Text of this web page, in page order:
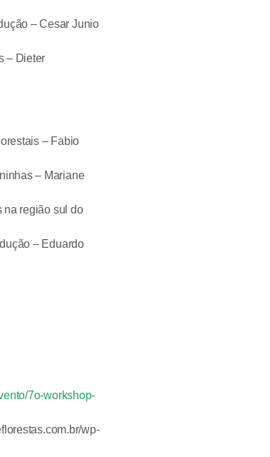
– Cesar Junio
– Dieter
– Fabio
– Mariane
na região sul do
– Eduardo
7o-workshop-
wp-